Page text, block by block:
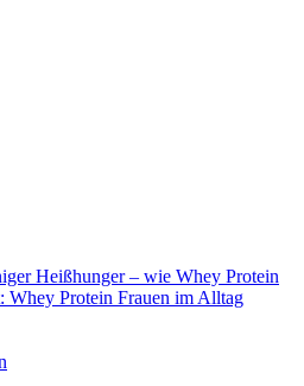
Heißhunger – wie Whey Protein
Whey Protein Frauen im Alltag